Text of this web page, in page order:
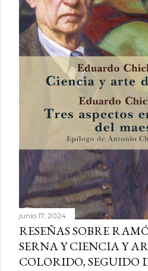
junio 17, 2024
RESEÑAS SOBRE
SERNA Y CIENCIA Y
COLORIDO, SEGUIDO